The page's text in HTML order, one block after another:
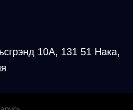
10A, 131 51 Нака,